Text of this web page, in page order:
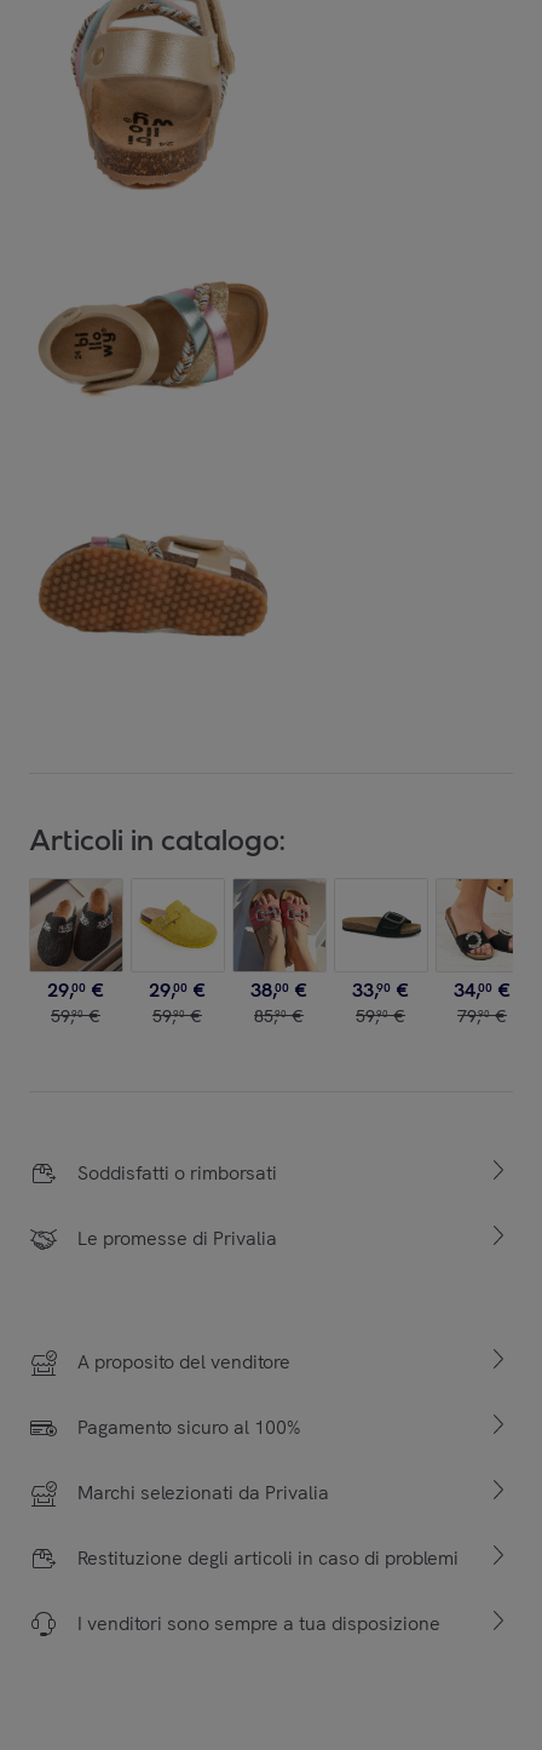
Articoli in catalogo:
29,00 €
59,90 €
29,00 €
59,90 €
38,00 €
85,90 €
33,90 €
59,90 €
34,00 €
79,90 €
Soddisfatti o rimborsati
Le promesse di Privalia
A proposito del venditore
Pagamento sicuro al 100%
Marchi selezionati da Privalia
Restituzione degli articoli in caso di problemi
I venditori sono sempre a tua disposizione